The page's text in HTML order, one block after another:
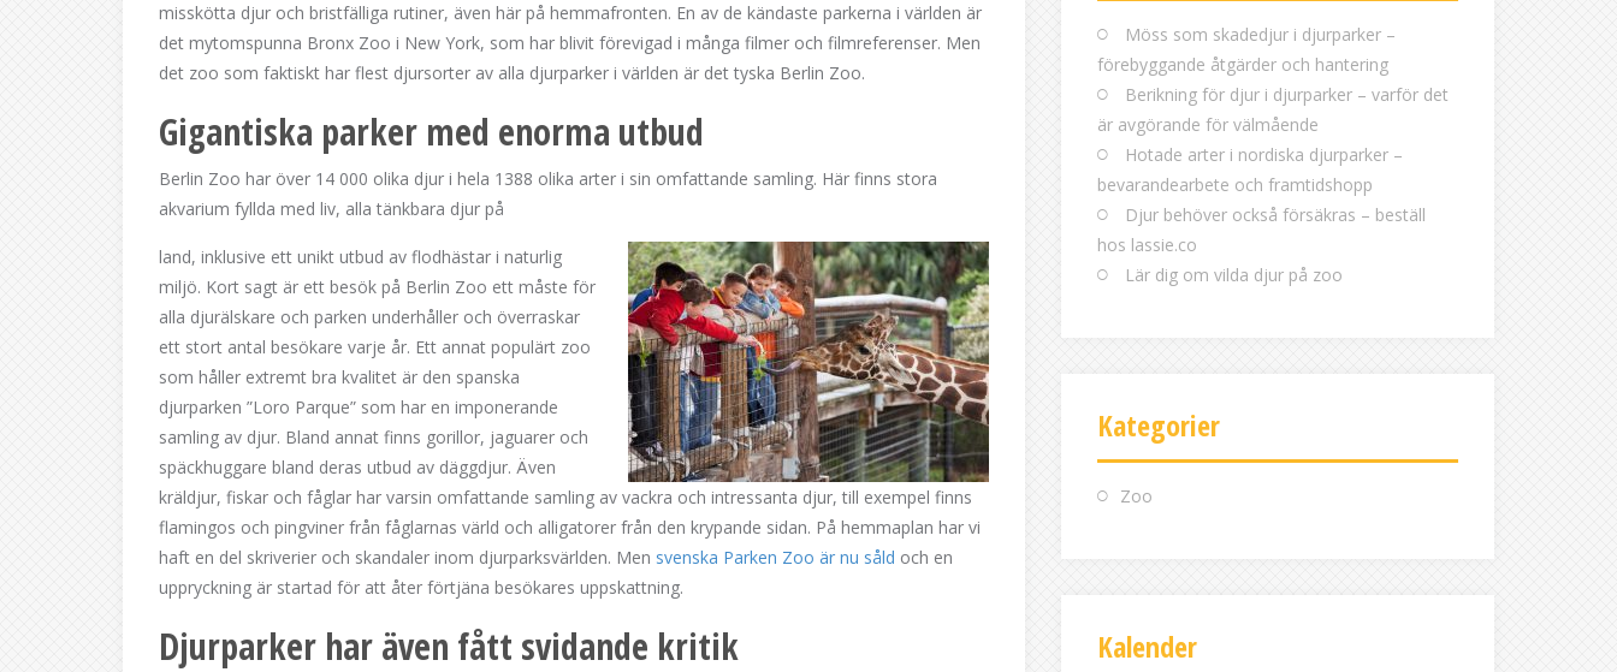
misskötta djur och bristfälliga rutiner, även här på hemmafronten. En av de kändaste parkerna i världen är
det mytomspunna Bronx Zoo i New York, som har blivit förevigad i många filmer och filmreferenser. Men
det zoo som faktiskt har flest djursorter av alla djurparker i världen är det tyska Berlin Zoo.
Gigantiska parker med enorma utbud
Berlin Zoo har över 14 000 olika djur i hela 1388 olika arter i sin omfattande samling. Här finns stora
akvarium fyllda med liv, alla tänkbara djur på
land, inklusive ett unikt utbud av flodhästar i naturlig
miljö. Kort sagt är ett besök på Berlin Zoo ett måste för
alla djurälskare och parken underhåller och överraskar
ett stort antal besökare varje år. Ett annat populärt zoo
som håller extremt bra kvalitet är den spanska
djurparken ”Loro Parque” som har en imponerande
samling av djur. Bland annat finns gorillor, jaguarer och
späckhuggare bland deras utbud av däggdjur. Även
kräldjur, fiskar och fåglar har varsin omfattande samling av vackra och intressanta djur, till exempel finns
flamingos och pingviner från fåglarnas värld och alligatorer från den krypande sidan. På hemmaplan har vi
haft en del skriverier och skandaler inom djurparksvärlden. Men svenska Parken Zoo är nu såld och en
uppryckning är startad för att åter förtjäna besökares uppskattning.
Djurparker har även fått svidande kritik
Möss som skadedjur i djurparker –
förebyggande åtgärder och hantering
Berikning för djur i djurparker – varför det
är avgörande för välmående
Hotade arter i nordiska djurparker –
bevarandearbete och framtidshopp
Djur behöver också försäkras – beställ
hos lassie.co
Lär dig om vilda djur på zoo
Kategorier
Zoo
Kalender